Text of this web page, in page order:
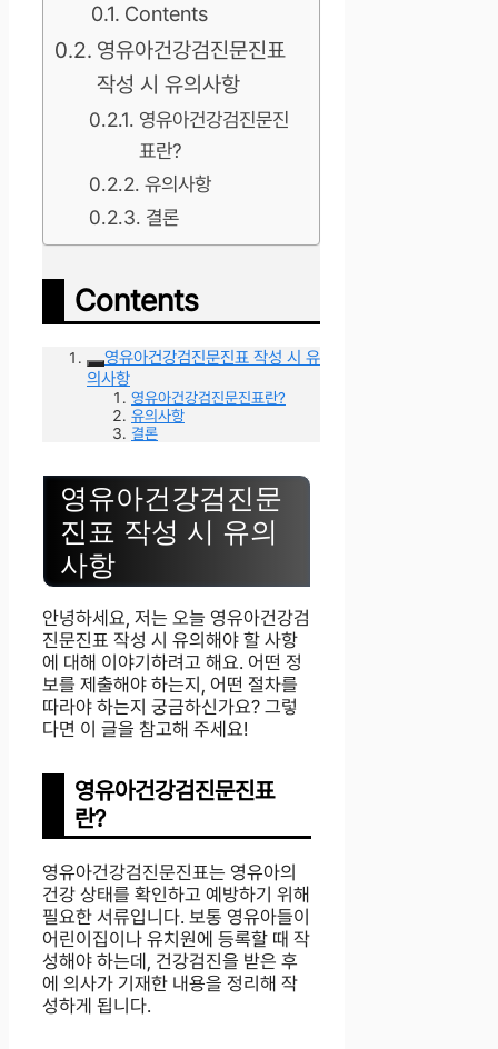
Contents
영유아건강검진문진표
작성 시 유의사항
영유아건강검진문진
표란?
유의사항
결론
Contents
영유아건강검진문진표 작성 시 유
의사항
영유아건강검진문진표란?
유의사항
결론
영유아건강검진문
진표 작성 시 유의
사항
안녕하세요, 저는 오늘 영유아건강검
진문진표 작성 시 유의해야 할 사항
에 대해 이야기하려고 해요. 어떤 정
보를 제출해야 하는지, 어떤 절차를
따라야 하는지 궁금하신가요? 그렇
다면 이 글을 참고해 주세요!
영유아건강검진문진표
란?
영유아건강검진문진표는 영유아의
건강 상태를 확인하고 예방하기 위해
필요한 서류입니다. 보통 영유아들이
어린이집이나 유치원에 등록할 때 작
성해야 하는데, 건강검진을 받은 후
에 의사가 기재한 내용을 정리해 작
성하게 됩니다.